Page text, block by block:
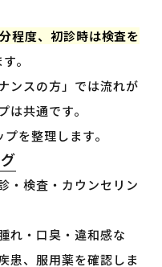
程度、初診時は検査を
。
ンスの方」では流れが
共通です。
を整理します。
・検査・カウンセリン
れ・口臭・違和感な
患、服用薬を確認しま